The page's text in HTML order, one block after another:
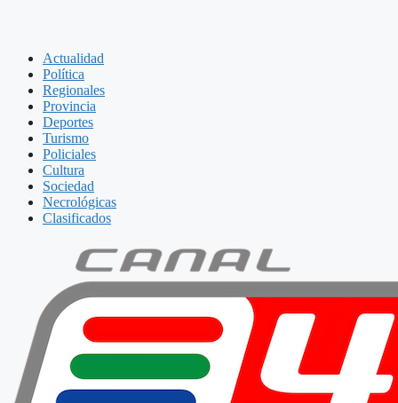
Actualidad
Política
Regionales
Provincia
Deportes
Turismo
Policiales
Cultura
Sociedad
Necrológicas
Clasificados